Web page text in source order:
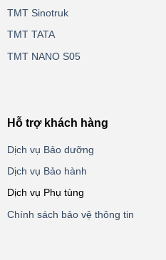
TMT Sinotruk
TMT TATA
TMT NANO S05
Hỗ trợ khách hàng
Dịch vụ Bảo dưỡng
Dịch vụ Bảo hành
Dịch vụ Phụ tùng
Chính sách bảo vệ thông tin